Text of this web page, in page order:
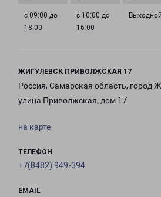
с 09:00 до
18:00
с 10:00 до
16:00
Выходной
ЖИГУЛЕВСК ПРИВОЛЖСКАЯ 17
Россия, Самарская область, город
улица Приволжская, дом 17
на карте
ТЕЛЕФОН
+7(8482) 949-394
EMAIL